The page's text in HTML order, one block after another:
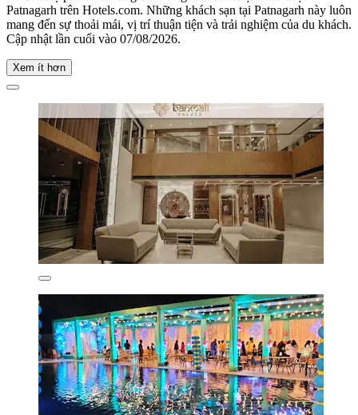
Patnagarh trên Hotels.com. Những khách sạn tại Patnagarh này luôn
mang đến sự thoải mái, vị trí thuận tiện và trải nghiệm của du khách.
Cập nhật lần cuối vào 07/08/2026.
Xem ít hơn